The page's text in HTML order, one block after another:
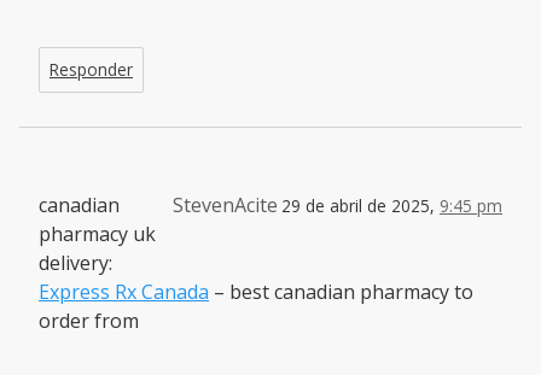
Responder
StevenAcite 29 de abril de 2025, 9:45 pm
canadian
pharmacy uk
delivery:
Express Rx Canada – best canadian pharmacy to
order from